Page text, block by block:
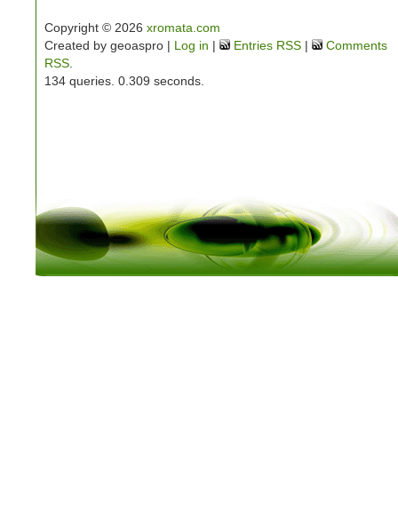
Copyright © 2026 xromata.com
Created by geoaspro | Log in | Entries RSS |
Comments
RSS
134 queries. 0.309 seconds.